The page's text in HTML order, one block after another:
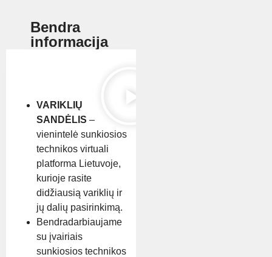
Bendra
informacija
VARIKLIŲ
SANDĖLIS –
vienintelė sunkiosios
technikos virtuali
platforma Lietuvoje,
kurioje rasite
didžiausią variklių ir
jų dalių pasirinkimą.
Bendradarbiaujame
su įvairiais
sunkiosios technikos